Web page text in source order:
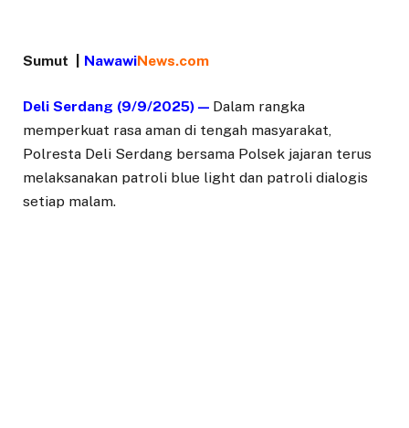
Sumut | NawawiNews.com
Deli Serdang (9/9/2025) — Dalam rangka
memperkuat rasa aman di tengah masyarakat,
Polresta Deli Serdang bersama Polsek jajaran terus
melaksanakan patroli blue light dan patroli dialogis
setiap malam.